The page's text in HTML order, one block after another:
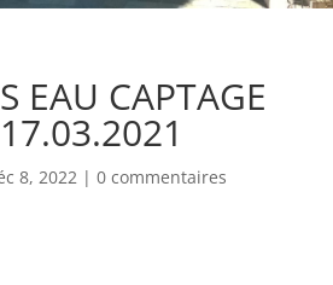
EAU CAPTAGE
8, 2022| 0 commentaires